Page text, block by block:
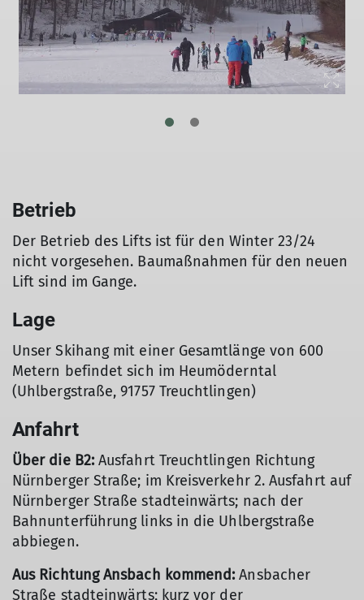
Betrieb
Der Betrieb des Lifts ist für den Winter 23/24
nicht vorgesehen. Baumaßnahmen für den neuen
Lift sind im Gange.
Lage
Unser Skihang mit einer Gesamtlänge von 600
Metern befindet sich im Heumöderntal
(Uhlbergstraße, 91757 Treuchtlingen)
Anfahrt
Über die B2:Ausfahrt Treuchtlingen Richtung
Nürnberger Straße; im Kreisverkehr 2. Ausfahrt auf
Nürnberger Straße stadteinwärts; nach der
Bahnunterführung links in die Uhlbergstraße
abbiegen.
Aus Richtung Ansbach kommend: Ansbacher
Straße stadteinwärts; kurz vor der